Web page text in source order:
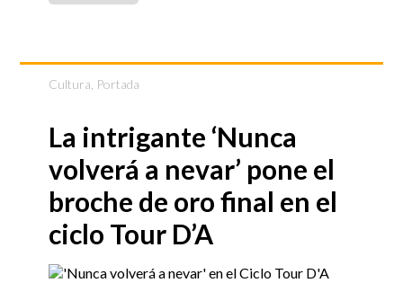
Cultura Portada
La intrigante ‘Nunca
volverá a nevar’ pone el
broche de oro final en el
ciclo Tour D’A